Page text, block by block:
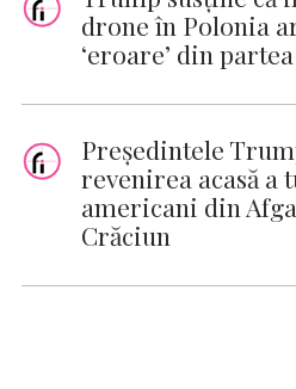
drone în Polonia
‘eroare’ din
Preşedintele
revenirea acasă
americani din
Crăciun